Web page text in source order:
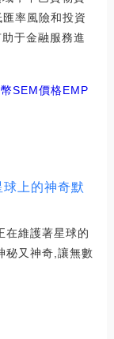
率風險和投資
于金融服務進
SEM價格EMP
上的神奇默
在維護著星球的
秘又神奇,讓無數